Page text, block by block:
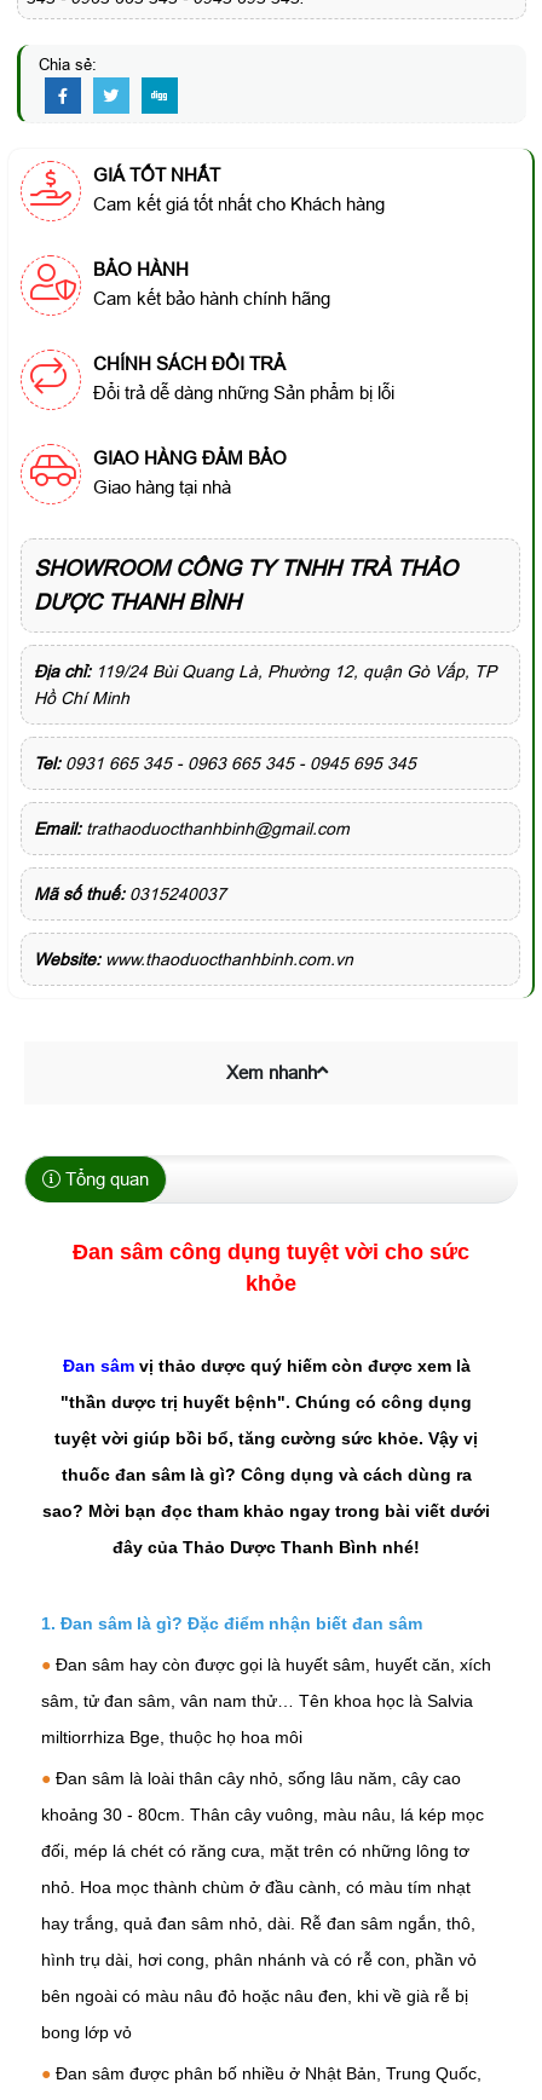
Chia sẻ:
GIÁ TỐT NHẤT
Cam kết giá tốt nhất cho Khách hàng
BẢO HÀNH
Cam kết bảo hành chính hãng
CHÍNH SÁCH ĐỔI TRẢ
Đổi trả dễ dàng những Sản phẩm bị lỗi
GIAO HÀNG ĐẢM BẢO
Giao hàng tại nhà
SHOWROOM CÔNG TY TNHH TRÀ THẢO
DƯỢC THANH BÌNH
Địa chỉ: 119/24 Bùi Quang Là, Phường 12, quận Gò Vấp, TP
Hồ Chí Minh
Tel:0931 665 345 - 0963 665 345 - 0945 695 345
Email:trathaoduocthanhbinh@gmail.com
Mã số thuế: 0315240037
Website:www.thaoduocthanhbinh.com.vn
Xem nhanh
Tổng quan
Đan sâm công dụng tuyệt vời cho sức
khỏe
Đan sâm vị thảo dược quý hiếm còn được xem là
"thần dược trị huyết bệnh". Chúng có công dụng
tuyệt vời giúp bồi bổ, tăng cường sức khỏe. Vậy vị
thuốc đan sâm là gì? Công dụng và cách dùng ra
sao? Mời bạn đọc tham khảo ngay trong bài viết dưới
đây của Thảo Dược Thanh Bình nhé!
1. Đan sâm là gì? Đặc điểm nhận biết đan sâm
● Đan sâm hay còn được gọi là huyết sâm, huyết căn, xích
sâm, tử đan sâm, vân nam thử… Tên khoa học là Salvia
miltiorrhiza Bge, thuộc họ hoa môi
● Đan sâm là loài thân cây nhỏ, sống lâu năm, cây cao
khoảng 30 - 80cm. Thân cây vuông, màu nâu, lá kép mọc
đối, mép lá chét có răng cưa, mặt trên có những lông tơ
nhỏ. Hoa mọc thành chùm ở đầu cành, có màu tím nhạt
hay trắng, quả đan sâm nhỏ, dài. Rễ đan sâm ngắn, thô,
hình trụ dài, hơi cong, phân nhánh và có rễ con, phần vỏ
bên ngoài có màu nâu đỏ hoặc nâu đen, khi về già rễ bị
bong lớp vỏ
● Đan sâm được phân bố nhiều ở Nhật Bản, Trung Quốc,